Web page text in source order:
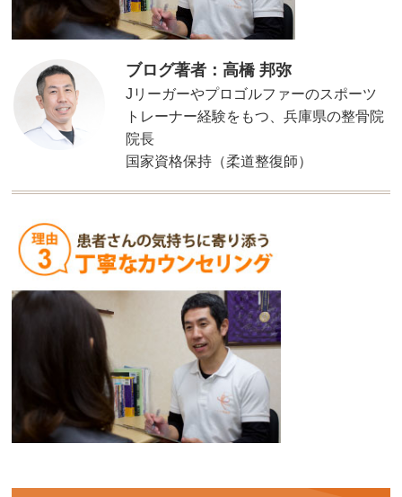
ブログ著者：高橋 邦弥
Jリーガーやプロゴルファーのスポーツ
トレーナー経験をもつ、兵庫県の整骨院
院長
国家資格保持（柔道整復師）